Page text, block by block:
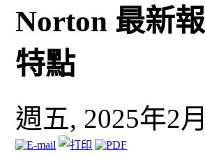
Norton 最新
特點
週五, 2025年2